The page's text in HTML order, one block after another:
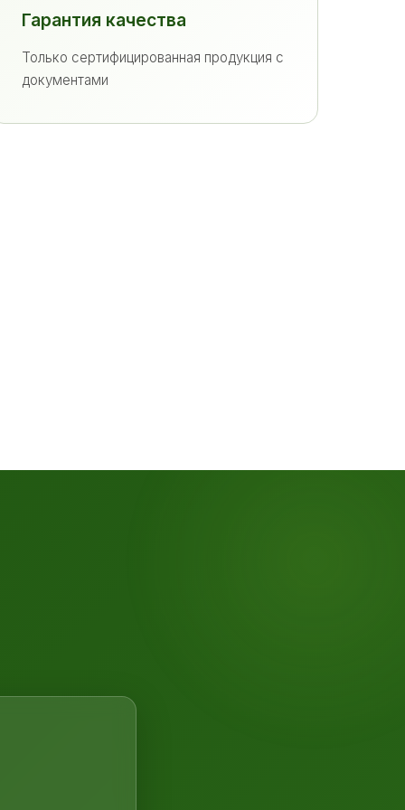
Гарантия качества
Только сертифицированная продукция с
документами